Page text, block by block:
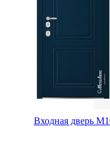
Входная дверь